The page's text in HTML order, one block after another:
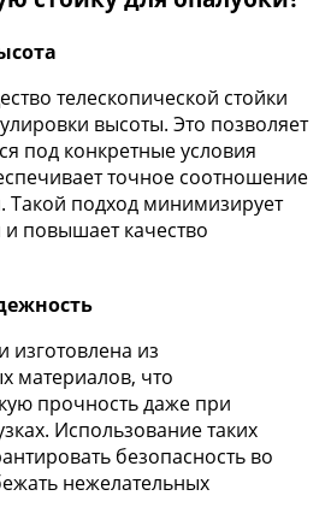
телескопической стойки
высоты. Это позволяет
под конкретные условия
точное соотношение
Такой подход минимизирует
повышает качество
изготовлена из
материалов, что
прочность даже при
Использование таких
безопасность во
нежелательных